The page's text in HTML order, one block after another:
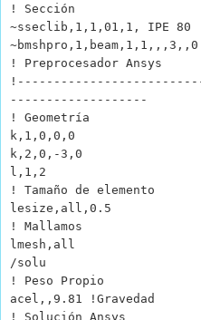
! Sección
~sseclib,1,1,01,1, IPE 80
~bmshpro,1,beam,1,1,,,3,,0
! Preprocesador Ansys
-------------------
! Geometría
k,1,0,0,0
k,2,0,-3,0
l,1,2
! Tamaño de elemento
lesize,all,0.5
! Mallamos
lmesh,all
/solu
! Peso Propio
acel,,9.81 !Gravedad
! Solución Ansys